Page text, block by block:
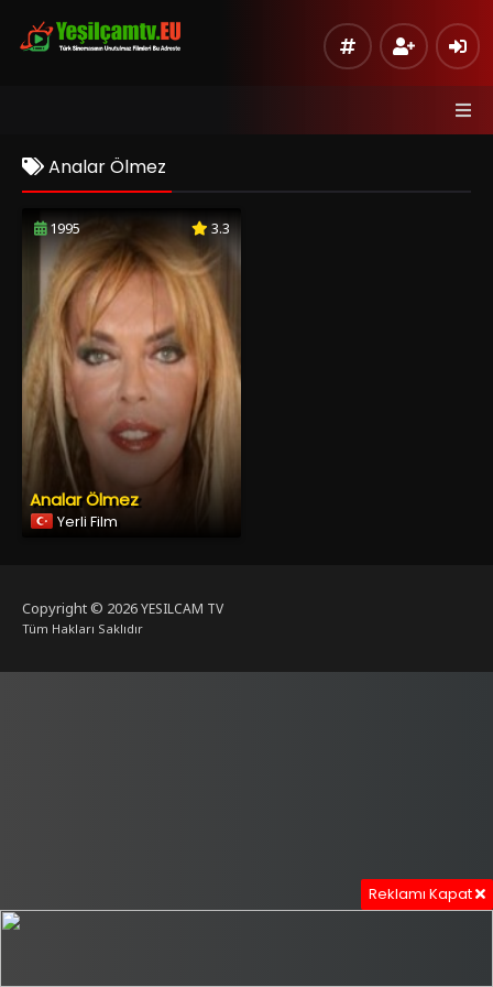
Analar Ölmez
1995 3.3
Analar Ölmez
Yerli Film
Copyright © 2026YESILCAM TV
Tüm Hakları Saklıdır
Reklamı Kapat